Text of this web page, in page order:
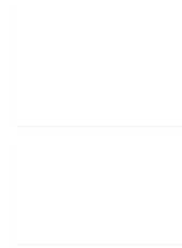
L’ingegnere
di un progetto